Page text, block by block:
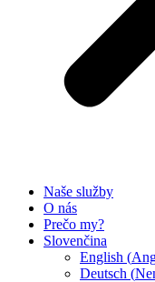
Naše služby
O nás
Prečo my?
Slovenčina
English (
Deutsch (